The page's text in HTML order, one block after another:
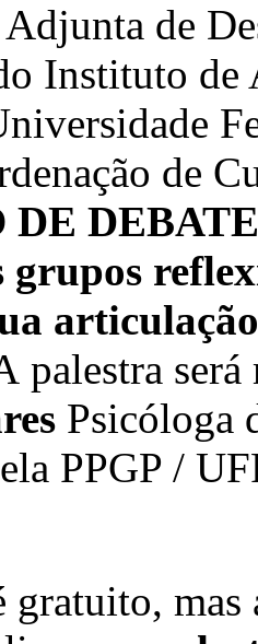
de
Instituto de
de
grupos
palestra
Psicóloga
PPGP /
mas